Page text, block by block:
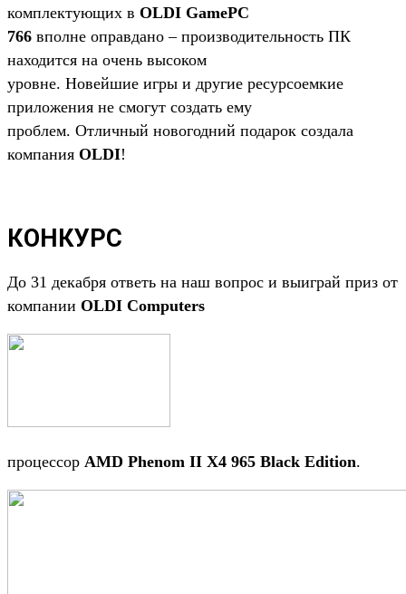
комплектующих в OLDI GamePC
766 вполне оправдано – производительность ПК
находится на очень высоком
уровне. Новейшие игры и другие ресурсоемкие
приложения не смогут создать ему
проблем. Отличный новогодний подарок создала
компания OLDI!
КОНКУРС
До 31 декабря ответь на наш вопрос и выиграй приз от
компании OLDI Computers
процессор AMD Phenom II X4 965 Black Edition.